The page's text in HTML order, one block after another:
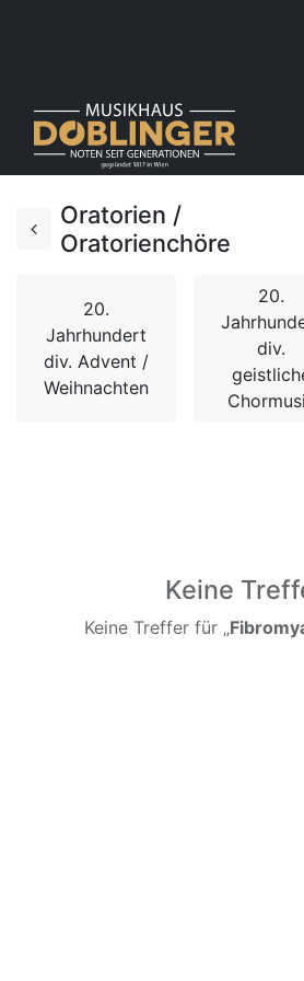
Oratorien /
Oratorienchöre
20.
Jahrhundert
div. Advent /
Weihnachten
20.
div.
Keine
Keine Treffer für „